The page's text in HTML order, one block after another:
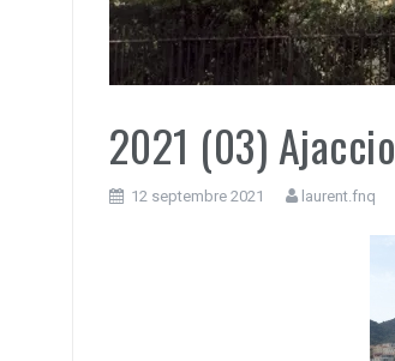
2021 (03) Ajaccio
12 septembre 2021 laurent.fnq